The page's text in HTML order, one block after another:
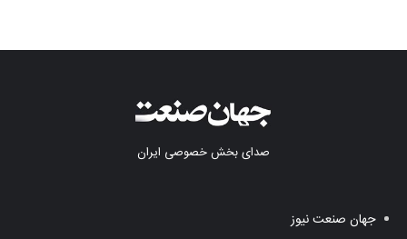
صدای بخش خصوصی ایران
جهان صنعت نیوز